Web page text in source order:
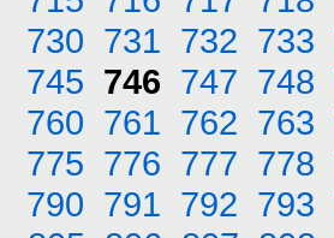
730 731 732 733
745 746 747 748
760 761 762 763
775 776 777 778
790 791 792 793